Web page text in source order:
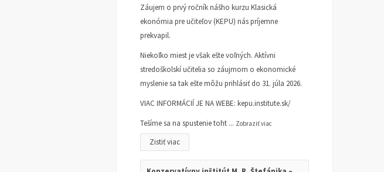
Záujem o prvý ročník nášho kurzu Klasická
ekonómia pre učiteľov (KEPU) nás príjemne
prekvapil.
Niekoľko miest je však ešte voľných. Aktívni
stredoškolskí učitelia so záujmom o ekonomické
myslenie sa tak ešte môžu prihlásiť do 31. júla 2026.
VIAC INFORMÁCIÍ JE NA WEBE: kepu.institute.sk/
Tešíme sa na spustenie toht ... Zobraziť viac
Zistiť viac